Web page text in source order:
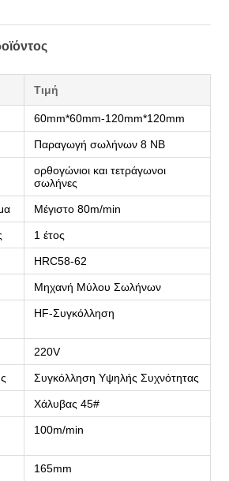
Τιμή
60mm*60mm-120mm*120mm
Παραγωγή σωλήνων 8 NB
ορθογώνιοι και τετράγωνοι
σωλήνες
Μέγιστο 80m/min
1 έτος
HRC58-62
Μηχανή Μύλου Σωλήνων
HF-Συγκόλληση
220V
Συγκόλληση Υψηλής Συχνότητας
Χάλυβας 45#
100m/min
165mm